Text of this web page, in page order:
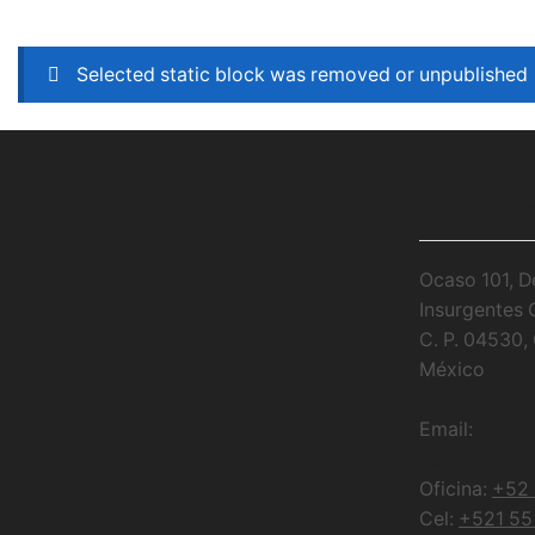
Selected static block was removed or unpublished
Ocaso 101,
Insurgentes
C. P. 04530,
México
Email:
Oficina: +52
Cel: +521